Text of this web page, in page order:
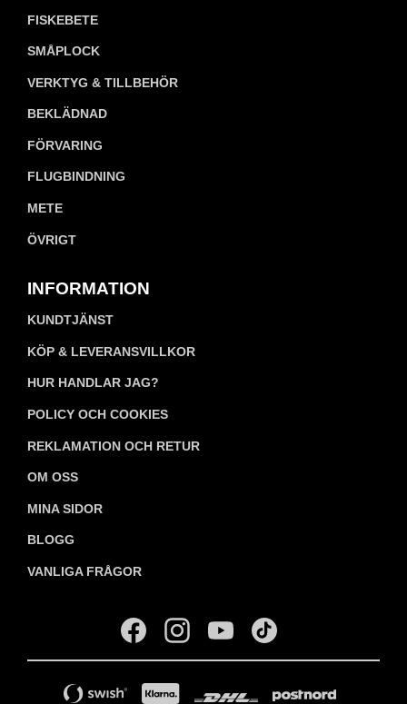
FISKEBETE
SMÅPLOCK
VERKTYG & TILLBEHÖR
BEKLÄDNAD
FÖRVARING
FLUGBINDNING
METE
ÖVRIGT
INFORMATION
KUNDTJÄNST
KÖP & LEVERANSVILLKOR
HUR HANDLAR JAG?
POLICY OCH COOKIES
REKLAMATION OCH RETUR
OM OSS
MINA SIDOR
BLOGG
VANLIGA FRÅGOR